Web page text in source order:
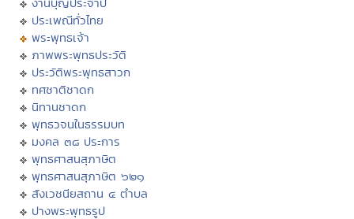
ประเพณีทั่วไทย
พระพุทธเจ้า
ภาพพระพุทธประวัติ
ประวัติพระพุทธสาวก
ทศชาติชาดก
นิทานชาดก
พุทธวจนในธรรมบท
มงคล ๓๘ ประการ
พุทธศาสนสุภาษิต
พุทธศาสนสุภาษิต ๖๒๑
สังเวชนียสถาน ๔ ตำบล
ปางพระพุทธรูป